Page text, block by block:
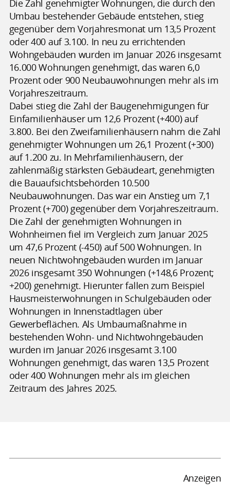
Die Zahl genehmigter Wohnungen, die durch den
Umbau bestehender Gebäude entstehen, stieg
gegenüber dem Vorjahresmonat um 13,5 Prozent
oder 400 auf 3.100. In neu zu errichtenden
Wohngebäuden wurden im Januar 2026 insgesamt
16.000 Wohnungen genehmigt, das waren 6,0
Prozent oder 900 Neubauwohnungen mehr als im
Vorjahreszeitraum.
Dabei stieg die Zahl der Baugenehmigungen für
Einfamilienhäuser um 12,6 Prozent (+400) auf
3.800. Bei den Zweifamilienhäusern nahm die Zahl
genehmigter Wohnungen um 26,1 Prozent (+300)
auf 1.200 zu. In Mehrfamilienhäusern, der
zahlenmäßig stärksten Gebäudeart, genehmigten
die Bauaufsichtsbehörden 10.500
Neubauwohnungen. Das war ein Anstieg um 7,1
Prozent (+700) gegenüber dem Vorjahreszeitraum.
Die Zahl der genehmigten Wohnungen in
Wohnheimen fiel im Vergleich zum Januar 2025
um 47,6 Prozent (-450) auf 500 Wohnungen. In
neuen Nichtwohngebäuden wurden im Januar
2026 insgesamt 350 Wohnungen (+148,6 Prozent;
+200) genehmigt. Hierunter fallen zum Beispiel
Hausmeisterwohnungen in Schulgebäuden oder
Wohnungen in Innenstadtlagen über
Gewerbeflächen. Als Umbaumaßnahme in
bestehenden Wohn- und Nichtwohngebäuden
wurden im Januar 2026 insgesamt 3.100
Wohnungen genehmigt, das waren 13,5 Prozent
oder 400 Wohnungen mehr als im gleichen
Zeitraum des Jahres 2025.
Anzeigen